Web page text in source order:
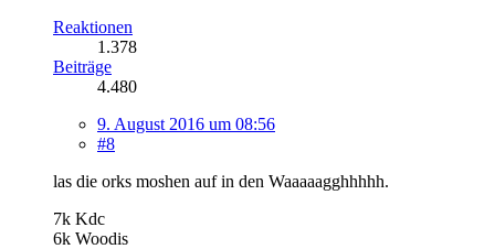
Reaktionen
1.378
Beiträge
4.480
9. August 2016 um 08:56
#8
las die orks moshen auf in den Waaaaagghhhhh.
7k Kdc
6k Woodis